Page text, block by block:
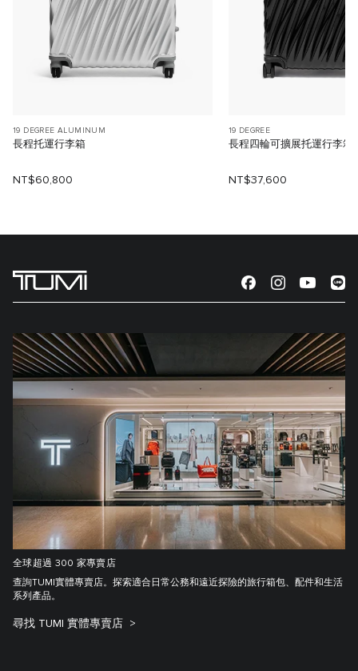
19 DEGREE ALUMINUM
長程托運行李箱
NT$60,800
19 DEGREE
長程四輪可擴展托運行李箱
NT$37,600
全球超過 300 家專賣店
查詢TUMI實體專賣店。探索適合日常公務和遠近探險的旅行箱包、配件和生活
系列產品。
尋找 TUMI 實體專賣店